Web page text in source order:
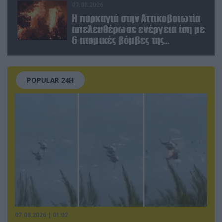
Η πυρκαγιά στην Αττικοβοιωτία
απελευθέρωσε ενέργεια ίση με
6 ατομικές βόμβες της
POPULAR 24H
07.08.2026 | 01:02